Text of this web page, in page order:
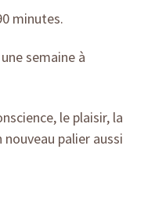
minutes.
semaine à
le plaisir, la
nouveau palier aussi